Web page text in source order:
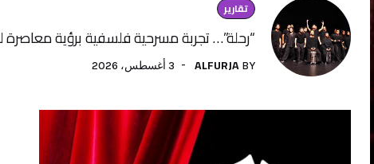
“رحلة”… تجربة مسرحية فلسفية برؤية معاصرة لفنون الأداء
BY
ALFURJA 3 أغسطس، 2026